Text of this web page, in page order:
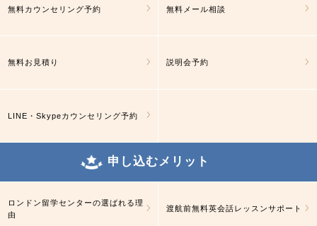
無料カウンセリング予約 無料メール相談
無料お見積り 説明会予約
LINE・Skypeカウンセリング予約
申し込むメリット
ロンドン留学センターの選ばれる理
由
渡航前無料英会話レッスンサポート